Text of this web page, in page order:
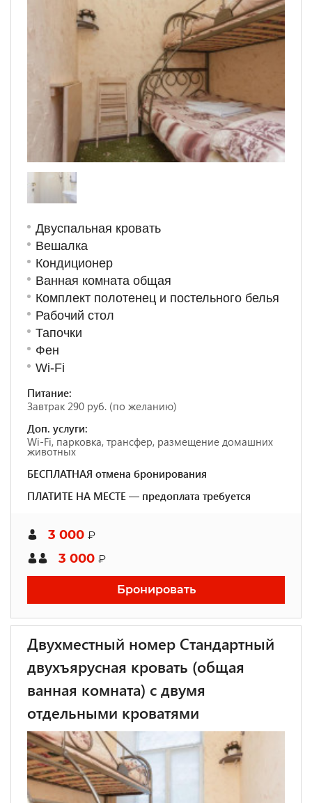
Двуспальная кровать
Вешалка
Кондиционер
Ванная комната общая
Комплект полотенец и постельного белья
Рабочий стол
Тапочки
Фен
Wi-Fi
Питание:
Завтрак 290 руб. (по желанию)
Доп. услуги:
Wi-Fi, парковка, трансфер, размещение домашних
животных
БЕСПЛАТНАЯ отмена бронирования
ПЛАТИТЕ НА МЕСТЕ — предоплата требуется
3 000 ₽
3 000 ₽
Бронировать
Двухместный номер Стандартный
двухъярусная кровать (общая
ванная комната) с двумя
отдельными кроватями